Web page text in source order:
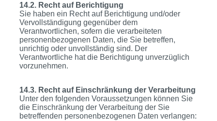
14.2. Recht auf Berichtigung
Sie haben ein Recht auf Berichtigung und/oder
Vervollständigung gegenüber dem
Verantwortlichen, sofern die verarbeiteten
personenbezogenen Daten, die Sie betreffen,
unrichtig oder unvollständig sind. Der
Verantwortliche hat die Berichtigung unverzüglich
vorzunehmen.
14.3. Recht auf Einschränkung der Verarbeitung
Unter den folgenden Voraussetzungen können Sie
die Einschränkung der Verarbeitung der Sie
betreffenden personenbezogenen Daten verlangen: